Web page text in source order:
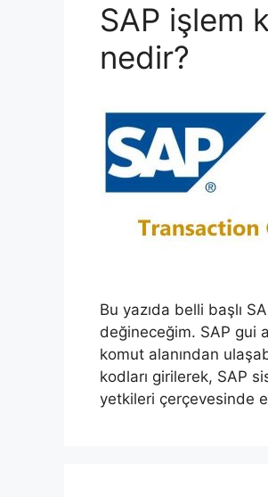
SAP işlem
nedir?
Bu yazıda belli başlı
değineceğim. SAP gui
komut alanından
kodları girilerek, SAP
yetkileri çerçevesinde